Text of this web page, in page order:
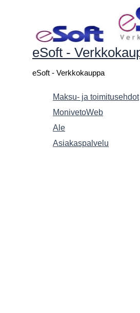
eSoft -
eSoft - Verkkokauppa
Maksu- ja toimitusehdot
MonivetoWeb
Ale
Asiakaspalvelu